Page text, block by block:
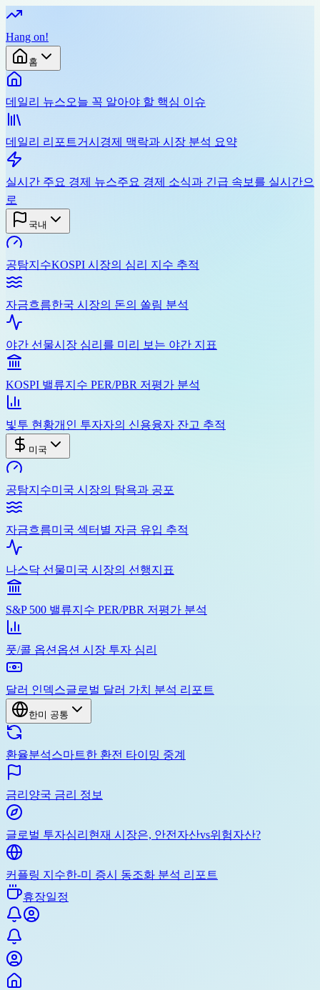
Hang on!
홈
데일리 뉴스오늘 꼭 알아야 할 핵심 이슈
데일리 리포트거시경제 맥락과 시장 분석 요약
실시간 주요 경제 뉴스주요 경제 소식과 긴급 속보를 실시간으
로
국내
공탐지수KOSPI 시장의 심리 지수 추적
자금흐름한국 시장의 돈의 쏠림 분석
야간 선물시장 심리를 미리 보는 야간 지표
KOSPI 밸류지수 PER/PBR 저평가 분석
빛투 현황개인 투자자의 신용융자 잔고 추적
미국
공탐지수미국 시장의 탐욕과 공포
자금흐름미국 섹터별 자금 유입 추적
나스닥 선물미국 시장의 선행지표
S&P 500 밸류지수 PER/PBR 저평가 분석
풋/콜 옵션 옵션 시장 투자 심리
달러 인덱스글로벌 달러 가치 분석 리포트
한미 공통
환율분석스마트한 환전 타이밍 중계
금리 양국 금리 정보
글로벌 투자심리 현재 시장은, 안전자산vs위험자산?
커플링 지수한-미 증시 동조화 분석 리포트
휴장일정